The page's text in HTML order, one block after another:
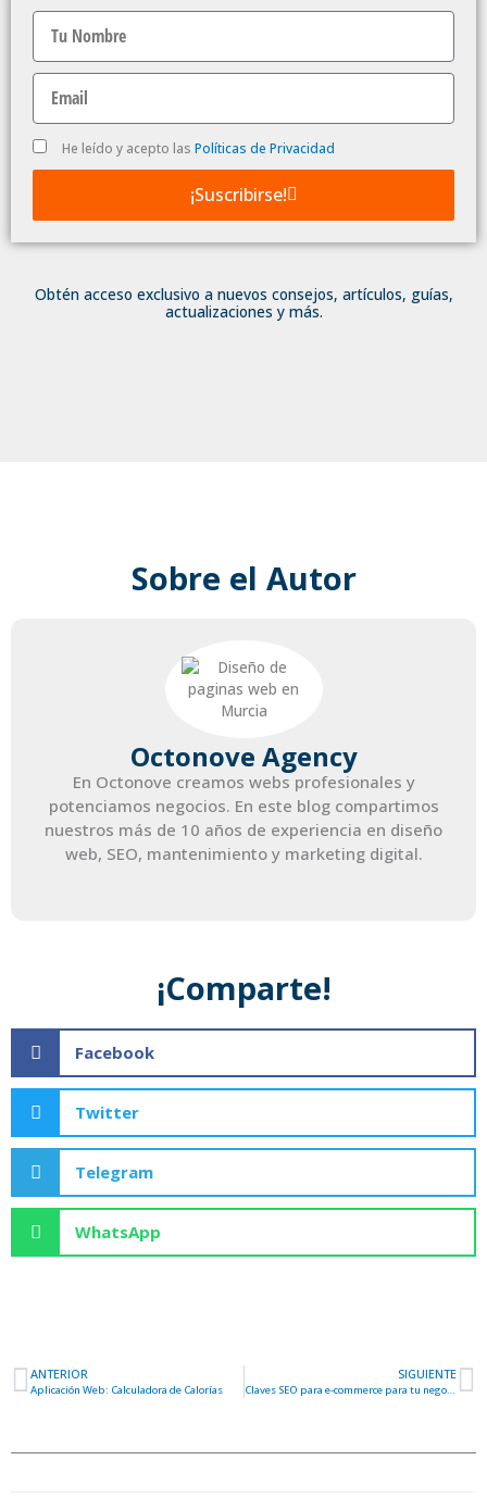
Nombre
Email
Politica
de
He leído y acepto las Políticas de Privacidad
¡Suscribirse!
Obtén acceso exclusivo a nuevos consejos, artículos, guías,
actualizaciones y más.
Sobre el Autor
Octonove Agency
En Octonove creamos webs profesionales y
potenciamos negocios. En este blog compartimos
nuestros más de 10 años de experiencia en diseño
web, SEO, mantenimiento y marketing digital.
¡Comparte!
Facebook
Twitter
Telegram
WhatsApp
Ant
ANTERIOR
Aplicación Web: Calculadora de Calorías
SIGUIENTE
Claves SEO para e-commerce para tu negocio online